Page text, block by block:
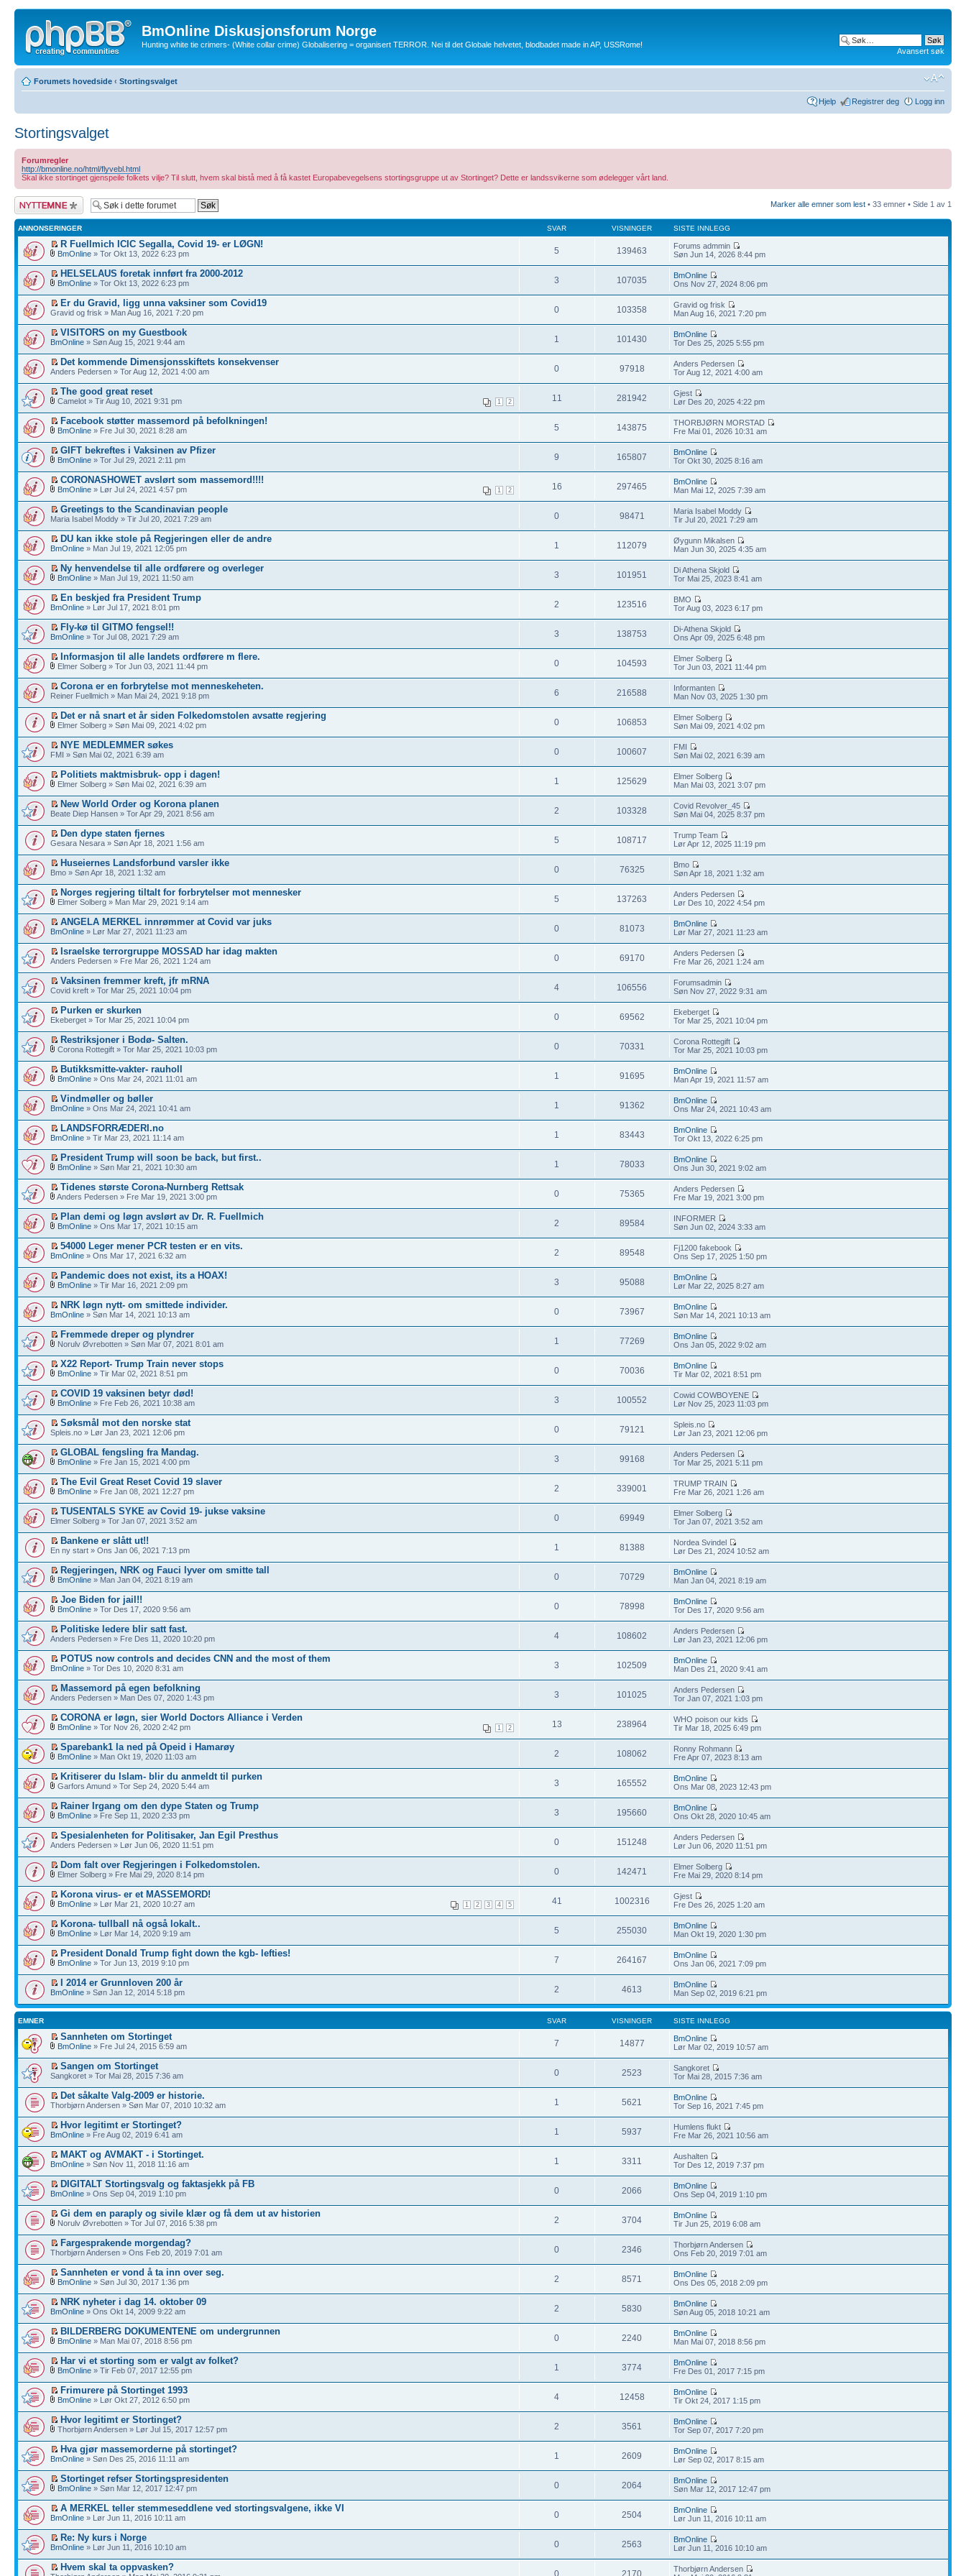
BmOnline Diskusjonsforum Norge
Hunting white tie crimers- (White collar crime) Globalisering = organisert TERROR. Nei til det Globale helvetet, blodbadet made in AP, USSRome!
Avansert søk
Forumets hovedside ‹ Stortingsvalget
Hjelp Registrer deg Logg inn
Stortingsvalget
Forumregler
http://bmonline.no/html/flyvebl.html
Skal ikke stortinget gjenspeile folkets vilje? Til slutt, hvem skal bistå med å få kastet Europabevegelsens stortingsgruppe ut av Stortinget? Dette er landssvikerne som ødelegger vårt land.
Legg inn et nytt
emne
Marker alle emner som lest • 33 emner • Side 1 av 1
ANNONSERINGER SVAR VISNINGER SISTE INNLEGG
R Fuellmich ICIC Segalla, Covid 19- er LØGN!
BmOnline » Tor Okt 13, 2022 6:23 pm 5 139463
Forums admmin
Søn Jun 14, 2026 8:44 pm
HELSELAUS foretak innført fra 2000-2012
BmOnline » Tor Okt 13, 2022 6:23 pm 3 107035
BmOnline
Ons Nov 27, 2024 8:06 pm
Er du Gravid, ligg unna vaksiner som Covid19
Gravid og frisk » Man Aug 16, 2021 7:20 pm 0 103358
Gravid og frisk
Man Aug 16, 2021 7:20 pm
VISITORS on my Guestbook
BmOnline » Søn Aug 15, 2021 9:44 am 1 101430
BmOnline
Tor Des 25, 2025 5:55 pm
Det kommende Dimensjonsskiftets konsekvenser
Anders Pedersen » Tor Aug 12, 2021 4:00 am 0 97918
Anders Pedersen
Tor Aug 12, 2021 4:00 am
The good great reset
1 2
Camelot » Tir Aug 10, 2021 9:31 pm 11 281942
Gjest
Lør Des 20, 2025 4:22 pm
Facebook støtter massemord på befolkningen!
BmOnline » Fre Jul 30, 2021 8:28 am 5 143875
THORBJØRN MORSTAD
Fre Mai 01, 2026 10:31 am
GIFT bekreftes i Vaksinen av Pfizer
BmOnline » Tor Jul 29, 2021 2:11 pm 9 165807
BmOnline
Tor Okt 30, 2025 8:16 am
CORONASHOWET avslørt som massemord!!!!
1 2
BmOnline » Lør Jul 24, 2021 4:57 pm 16 297465
BmOnline
Man Mai 12, 2025 7:39 am
Greetings to the Scandinavian people
Maria Isabel Moddy » Tir Jul 20, 2021 7:29 am 0 98471
Maria Isabel Moddy
Tir Jul 20, 2021 7:29 am
DU kan ikke stole på Regjeringen eller de andre
BmOnline » Man Jul 19, 2021 12:05 pm 1 112079
Øygunn Mikalsen
Man Jun 30, 2025 4:35 am
Ny henvendelse til alle ordførere og overleger
BmOnline » Man Jul 19, 2021 11:50 am 3 101951
Di Athena Skjold
Tor Mai 25, 2023 8:41 am
En beskjed fra President Trump
BmOnline » Lør Jul 17, 2021 8:01 pm 2 123516
BMO
Tor Aug 03, 2023 6:17 pm
Fly-kø til GITMO fengsel!!
BmOnline » Tor Jul 08, 2021 7:29 am 3 138753
Di-Athena Skjold
Ons Apr 09, 2025 6:48 pm
Informasjon til alle landets ordførere m flere.
Elmer Solberg » Tor Jun 03, 2021 11:44 pm 0 104593
Elmer Solberg
Tor Jun 03, 2021 11:44 pm
Corona er en forbrytelse mot menneskeheten.
Reiner Fuellmich » Man Mai 24, 2021 9:18 pm 6 216588
Informanten
Man Nov 03, 2025 1:30 pm
Det er nå snart et år siden Folkedomstolen avsatte regjering
Elmer Solberg » Søn Mai 09, 2021 4:02 pm 0 106853
Elmer Solberg
Søn Mai 09, 2021 4:02 pm
NYE MEDLEMMER søkes
FMI » Søn Mai 02, 2021 6:39 am 0 100607
FMI
Søn Mai 02, 2021 6:39 am
Politiets maktmisbruk- opp i dagen!
Elmer Solberg » Søn Mai 02, 2021 6:39 am 1 125629
Elmer Solberg
Man Mai 03, 2021 3:07 pm
New World Order og Korona planen
Beate Diep Hansen » Tor Apr 29, 2021 8:56 am 2 103328
Covid Revolver_45
Søn Mai 04, 2025 8:37 pm
Den dype staten fjernes
Gesara Nesara » Søn Apr 18, 2021 1:56 am 5 108717
Trump Team
Lør Apr 12, 2025 11:19 pm
Huseiernes Landsforbund varsler ikke
Bmo » Søn Apr 18, 2021 1:32 am 0 76325
Bmo
Søn Apr 18, 2021 1:32 am
Norges regjering tiltalt for forbrytelser mot mennesker
Elmer Solberg » Man Mar 29, 2021 9:14 am 5 137263
Anders Pedersen
Lør Des 10, 2022 4:54 pm
ANGELA MERKEL innrømmer at Covid var juks
BmOnline » Lør Mar 27, 2021 11:23 am 0 81073
BmOnline
Lør Mar 27, 2021 11:23 am
Israelske terrorgruppe MOSSAD har idag makten
Anders Pedersen » Fre Mar 26, 2021 1:24 am 0 69170
Anders Pedersen
Fre Mar 26, 2021 1:24 am
Vaksinen fremmer kreft, jfr mRNA
Covid kreft » Tor Mar 25, 2021 10:04 pm 4 106556
Forumsadmin
Søn Nov 27, 2022 9:31 am
Purken er skurken
Ekeberget » Tor Mar 25, 2021 10:04 pm 0 69562
Ekeberget
Tor Mar 25, 2021 10:04 pm
Restriksjoner i Bodø- Salten.
Corona Rottegift » Tor Mar 25, 2021 10:03 pm 0 70331
Corona Rottegift
Tor Mar 25, 2021 10:03 pm
Butikksmitte-vakter- rauholl
BmOnline » Ons Mar 24, 2021 11:01 am 1 91695
BmOnline
Man Apr 19, 2021 11:57 am
Vindmøller og bøller
BmOnline » Ons Mar 24, 2021 10:41 am 1 91362
BmOnline
Ons Mar 24, 2021 10:43 am
LANDSFORRÆDERI.no
BmOnline » Tir Mar 23, 2021 11:14 am 1 83443
BmOnline
Tor Okt 13, 2022 6:25 pm
President Trump will soon be back, but first..
BmOnline » Søn Mar 21, 2021 10:30 am 1 78033
BmOnline
Ons Jun 30, 2021 9:02 am
Tidenes største Corona-Nurnberg Rettsak
Anders Pedersen » Fre Mar 19, 2021 3:00 pm 0 75365
Anders Pedersen
Fre Mar 19, 2021 3:00 pm
Plan demi og løgn avslørt av Dr. R. Fuellmich
BmOnline » Ons Mar 17, 2021 10:15 am 2 89584
INFORMER
Søn Jun 02, 2024 3:33 am
54000 Leger mener PCR testen er en vits.
BmOnline » Ons Mar 17, 2021 6:32 am 2 89548
Fj1200 fakebook
Ons Sep 17, 2025 1:50 pm
Pandemic does not exist, its a HOAX!
BmOnline » Tir Mar 16, 2021 2:09 pm 3 95088
BmOnline
Lør Mar 22, 2025 8:27 am
NRK løgn nytt- om smittede individer.
BmOnline » Søn Mar 14, 2021 10:13 am 0 73967
BmOnline
Søn Mar 14, 2021 10:13 am
Fremmede dreper og plyndrer
Norulv Øvrebotten » Søn Mar 07, 2021 8:01 am 1 77269
BmOnline
Ons Jan 05, 2022 9:02 am
X22 Report- Trump Train never stops
BmOnline » Tir Mar 02, 2021 8:51 pm 0 70036
BmOnline
Tir Mar 02, 2021 8:51 pm
COVID 19 vaksinen betyr død!
BmOnline » Fre Feb 26, 2021 10:38 am 3 100552
Cowid COWBOYENE
Lør Nov 25, 2023 11:03 pm
Søksmål mot den norske stat
Spleis.no » Lør Jan 23, 2021 12:06 pm 0 79121
Spleis.no
Lør Jan 23, 2021 12:06 pm
GLOBAL fengsling fra Mandag.
BmOnline » Fre Jan 15, 2021 4:00 pm 3 99168
Anders Pedersen
Tor Mar 25, 2021 5:11 pm
The Evil Great Reset Covid 19 slaver
BmOnline » Fre Jan 08, 2021 12:27 pm 2 339001
TRUMP TRAIN
Fre Mar 26, 2021 1:26 am
TUSENTALS SYKE av Covid 19- jukse vaksine
Elmer Solberg » Tor Jan 07, 2021 3:52 am 0 69949
Elmer Solberg
Tor Jan 07, 2021 3:52 am
Bankene er slått ut!!
En ny start » Ons Jan 06, 2021 7:13 pm 1 81388
Nordea Svindel
Lør Des 21, 2024 10:52 am
Regjeringen, NRK og Fauci lyver om smitte tall
BmOnline » Man Jan 04, 2021 8:19 am 0 70729
BmOnline
Man Jan 04, 2021 8:19 am
Joe Biden for jail!!
BmOnline » Tor Des 17, 2020 9:56 am 0 78998
BmOnline
Tor Des 17, 2020 9:56 am
Politiske ledere blir satt fast.
Anders Pedersen » Fre Des 11, 2020 10:20 pm 4 108602
Anders Pedersen
Lør Jan 23, 2021 12:06 pm
POTUS now controls and decides CNN and the most of them
BmOnline » Tor Des 10, 2020 8:31 am 3 102509
BmOnline
Man Des 21, 2020 9:41 am
Massemord på egen befolkning
Anders Pedersen » Man Des 07, 2020 1:43 pm 3 101025
Anders Pedersen
Tor Jan 07, 2021 1:03 pm
CORONA er løgn, sier World Doctors Alliance i Verden
1 2
BmOnline » Tor Nov 26, 2020 2:42 pm 13 238964
WHO poison our kids
Tir Mar 18, 2025 6:49 pm
Sparebank1 la ned på Opeid i Hamarøy
BmOnline » Man Okt 19, 2020 11:03 am 2 108062
Ronny Rohmann
Fre Apr 07, 2023 8:13 am
Kritiserer du Islam- blir du anmeldt til purken
Garfors Amund » Tor Sep 24, 2020 5:44 am 3 165552
BmOnline
Ons Mar 08, 2023 12:43 pm
Rainer Irgang om den dype Staten og Trump
BmOnline » Fre Sep 11, 2020 2:33 pm 3 195660
BmOnline
Ons Okt 28, 2020 10:45 am
Spesialenheten for Politisaker, Jan Egil Presthus
Anders Pedersen » Lør Jun 06, 2020 11:51 pm 0 151248
Anders Pedersen
Lør Jun 06, 2020 11:51 pm
Dom falt over Regjeringen i Folkedomstolen.
Elmer Solberg » Fre Mai 29, 2020 8:14 pm 0 142471
Elmer Solberg
Fre Mai 29, 2020 8:14 pm
Korona virus- er et MASSEMORD!
1 2 3 4 5
BmOnline » Lør Mar 21, 2020 10:27 am 41 1002316
Gjest
Fre Des 26, 2025 1:20 am
Korona- tullball nå også lokalt..
BmOnline » Lør Mar 14, 2020 9:19 am 5 255030
BmOnline
Man Okt 19, 2020 1:30 pm
President Donald Trump fight down the kgb- lefties!
BmOnline » Tor Jun 13, 2019 9:10 pm 7 264167
BmOnline
Ons Jan 06, 2021 7:09 pm
I 2014 er Grunnloven 200 år
BmOnline » Søn Jan 12, 2014 5:18 pm 2 4613
BmOnline
Man Sep 02, 2019 6:21 pm
EMNER SVAR VISNINGER SISTE INNLEGG
Sannheten om Stortinget
BmOnline » Fre Jul 24, 2015 6:59 am 7 14877
BmOnline
Lør Mar 02, 2019 10:57 am
Sangen om Stortinget
Sangkoret » Tor Mai 28, 2015 7:36 am 0 2523
Sangkoret
Tor Mai 28, 2015 7:36 am
Det såkalte Valg-2009 er historie.
Thorbjørn Andersen » Søn Mar 07, 2010 10:32 am 1 5621
BmOnline
Tor Sep 16, 2021 7:45 pm
Hvor legitimt er Stortinget?
BmOnline » Fre Aug 02, 2019 6:41 am 1 5937
Humlens flukt
Fre Mar 26, 2021 10:56 am
MAKT og AVMAKT - i Stortinget.
BmOnline » Søn Nov 11, 2018 11:16 am 1 3311
Aushalten
Tor Des 12, 2019 7:37 pm
DIGITALT Stortingsvalg og faktasjekk på FB
BmOnline » Ons Sep 04, 2019 1:10 pm 0 2066
BmOnline
Ons Sep 04, 2019 1:10 pm
Gi dem en paraply og sivile klær og få dem ut av historien
Norulv Øvrebotten » Tor Jul 07, 2016 5:38 pm 2 3704
BmOnline
Tir Jun 25, 2019 6:08 am
Fargesprakende morgendag?
Thorbjørn Andersen » Ons Feb 20, 2019 7:01 am 0 2346
Thorbjørn Andersen
Ons Feb 20, 2019 7:01 am
Sannheten er vond å ta inn over seg.
BmOnline » Søn Jul 30, 2017 1:36 pm 2 8571
BmOnline
Ons Des 05, 2018 2:09 pm
NRK nyheter i dag 14. oktober 09
BmOnline » Ons Okt 14, 2009 9:22 am 2 5830
BmOnline
Søn Aug 05, 2018 10:21 am
BILDERBERG DOKUMENTENE om undergrunnen
BmOnline » Man Mai 07, 2018 8:56 pm 0 2240
BmOnline
Man Mai 07, 2018 8:56 pm
Har vi et storting som er valgt av folket?
BmOnline » Tir Feb 07, 2017 12:55 pm 1 3774
BmOnline
Fre Des 01, 2017 7:15 pm
Frimurere på Stortinget 1993
BmOnline » Lør Okt 27, 2012 6:50 pm 4 12458
BmOnline
Tir Okt 24, 2017 1:15 pm
Hvor legitimt er Stortinget?
Thorbjørn Andersen » Lør Jul 15, 2017 12:57 pm 2 3561
BmOnline
Tor Sep 07, 2017 7:20 pm
Hva gjør massemorderne på stortinget?
BmOnline » Søn Des 25, 2016 11:11 am 1 2609
BmOnline
Lør Sep 02, 2017 8:15 am
Stortinget refser Stortingspresidenten
BmOnline » Søn Mar 12, 2017 12:47 pm 0 2064
BmOnline
Søn Mar 12, 2017 12:47 pm
A MERKEL teller stemmeseddlene ved stortingsvalgene, ikke VI
BmOnline » Lør Jun 11, 2016 10:11 am 0 2504
BmOnline
Lør Jun 11, 2016 10:11 am
Re: Ny kurs i Norge
BmOnline » Lør Jun 11, 2016 10:10 am 0 2563
BmOnline
Lør Jun 11, 2016 10:10 am
Hvem skal ta oppvasken?
0 2170
Thorbjørn Andersen